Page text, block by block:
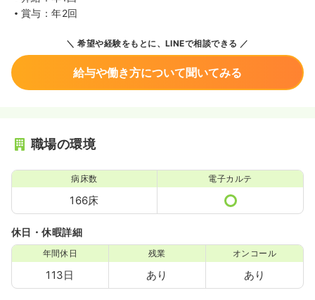
賞与：年2回
希望や経験をもとに、LINEで相談できる
給与や働き方について聞いてみる
職場の環境
病床数
166床
電子カルテ
休日・休暇詳細
年間休日
113日
残業
あり
オンコール
あり